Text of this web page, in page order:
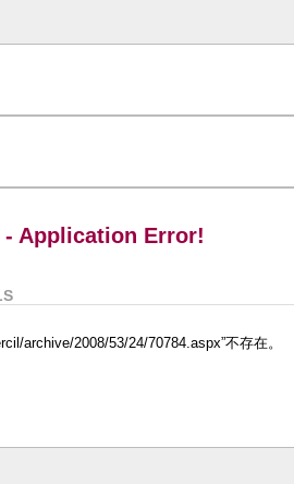
- Application Error!
archive/2008/53/24/70784.aspx”不存在。